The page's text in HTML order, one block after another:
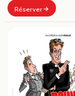
Réserver